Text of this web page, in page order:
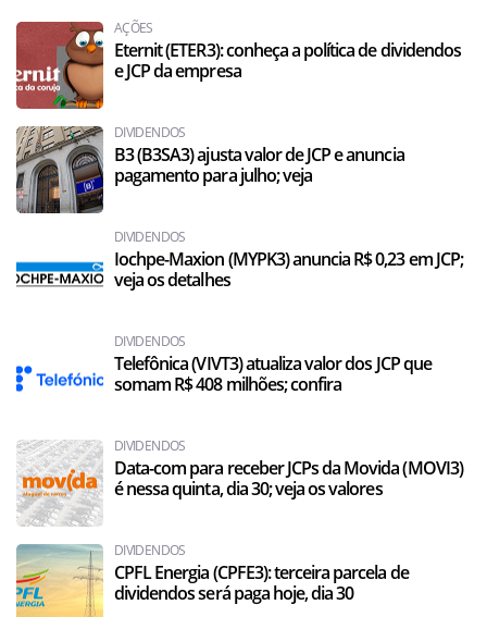
AÇÕES
Eternit (ETER3): conheça a política de dividendos
e JCP da empresa
DIVIDENDOS
B3 (B3SA3) ajusta valor de JCP e anuncia
pagamento para julho; veja
DIVIDENDOS
Iochpe-Maxion (MYPK3) anuncia R$ 0,23 em JCP;
veja os detalhes
DIVIDENDOS
Telefônica (VIVT3) atualiza valor dos JCP que
somam R$ 408 milhões; confira
DIVIDENDOS
Data-com para receber JCPs da Movida (MOVI3)
é nessa quinta, dia 30; veja os valores
DIVIDENDOS
CPFL Energia (CPFE3): terceira parcela de
dividendos será paga hoje, dia 30